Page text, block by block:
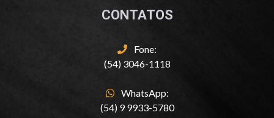
CONTATOS
Fone:
(54) 3046-1118
WhatsApp:
(54) 9 9933-5780